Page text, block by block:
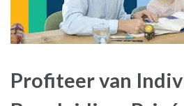
Profiteer van